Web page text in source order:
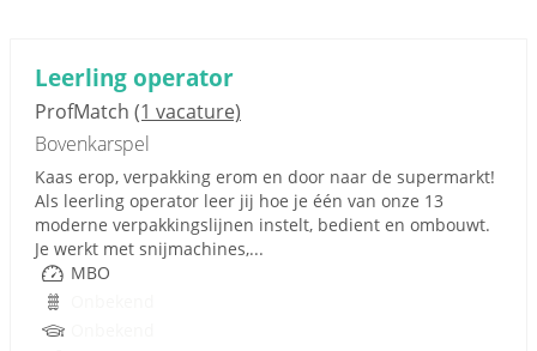
Leerling operator
ProfMatch (1 vacature)
Bovenkarspel
Kaas erop, verpakking erom en door naar de supermarkt!
Als leerling operator leer jij hoe je één van onze 13
moderne verpakkingslijnen instelt, bedient en ombouwt.
Je werkt met snijmachines,...
MBO